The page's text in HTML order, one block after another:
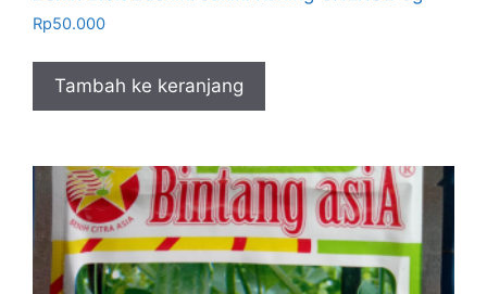
Rp50.000
Tambah ke keranjang